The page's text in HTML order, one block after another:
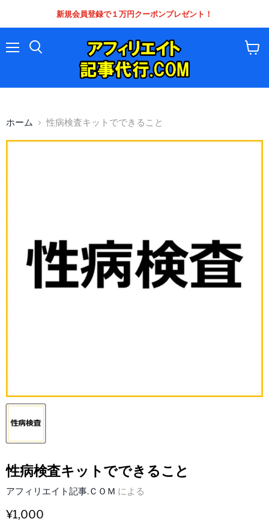
新規会員登録で１万円クーポンプレゼント！
を
ホーム 性病検査キットでできること
性病検査キットでできること
アフィリエイト記事.ＣＯＭ による
¥1,000